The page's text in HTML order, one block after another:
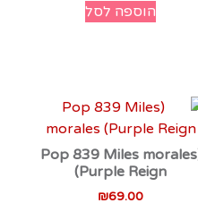
הוספה לסל
(Pop 839 Miles morales
(Purple Reign
₪69.00